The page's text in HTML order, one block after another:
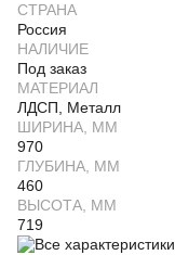
СТРАНА
Россия
НАЛИЧИЕ
Под заказ
МАТЕРИАЛ
ЛДСП, Металл
ШИРИНА, ММ
970
ГЛУБИНА, ММ
460
ВЫСОТА, ММ
719
Все характеристики